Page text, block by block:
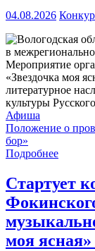
04.08.2026
Мероприятие
«Звездочка моя
литературное
культуры
Афиша
Положение о
бор»
Подробнее
Стартует
моя ясная»